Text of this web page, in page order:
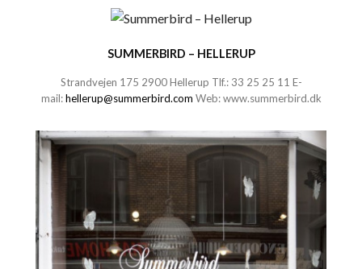
SUMMERBIRD – HELLERUP
Strandvejen 175 2900 Hellerup Tlf.: 33 25 25 11 E-
mail:hellerup@summerbird.com Web:www.summerbird.dk